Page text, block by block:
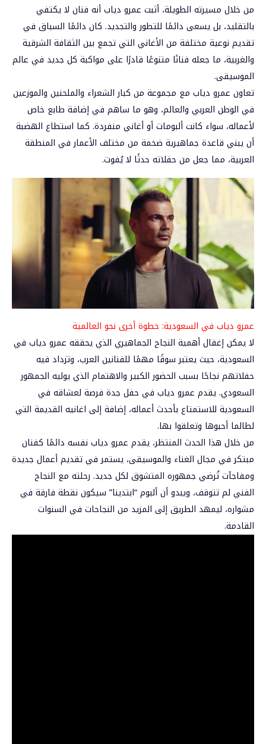
من خلال مسيرته الطويلة، أثبت عمرو دياب أنه فنان لا يكتفي
بالتقليد، بل يسعى دائمًا للتطور والتجديد. كان دائمًا السباق في
تقديم نوعية مختلفة من الأغاني التي تجمع بين الثقافة الشرقية
والغربية، ما جعله فنانًا متنوعًا قادرًا على مواكبة كل جديد في عالم
الموسيقى.
تعاون عمرو دياب مع مجموعة من كبار الشعراء والملحنين والموزعين
في الوطن العربي والعالم، وهو ما ساهم في إضافة طابع خاص
لأعماله، سواء كانت ألبومات أو أغاني منفردة. كما استطاع الهضبة
أن يبني قاعدة جماهيرية ضخمة من مختلف الأعمار في المنطقة
العربية، مما جعل من حفلاته حدثًا لا يُفوت.
عمرو دياب في السعودية: خطوة أخرى نحو العالمية
لا يمكن إغفال أهمية النجاح الجماهيري الذي يحققه عمرو دياب في
السعودية، حيث يعتبر سوقًا مهمًا للفنانين العرب، وتزداد فيه
حفلاتهم نجاحًا بسبب الحضور الكبير والاهتمام الذي يوليه الجمهور
السعودي. يقدم عمرو دياب في حفل جدة فرصة لعشاقه في
السعودية للاستمتاع بأحدث أعماله، إضافة إلى اغانيه القديمة التي
لطالما أحبوها وتعلقوا بها.
من خلال هذا الحدث المنتظر، يقدم عمرو دياب نفسه دائمًا كفنان
مبتكر في مجال الغناء والموسيقى، يستمر في تقديم أعمال جديدة
ومفاجآت تُرضي جمهوره المتشوق لكل جديد. رحلته مع النجاح
الفني لم تتوقف، ويبدو أن ألبوم “ابتدينا” سيكون نقطة فارقة في
مشواره، ليمهد الطريق إلى المزيد من النجاحات في السنوات
القادمة.